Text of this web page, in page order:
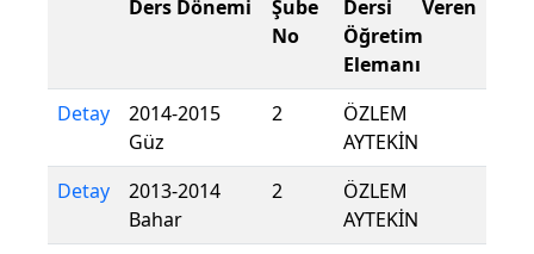
Ders Dönemi
Şube
No
Dersi Veren
Öğretim
Elemanı
Detay
2014-2015
Güz
2
ÖZLEM
AYTEKİN
Detay
2013-2014
Bahar
2
ÖZLEM
AYTEKİN